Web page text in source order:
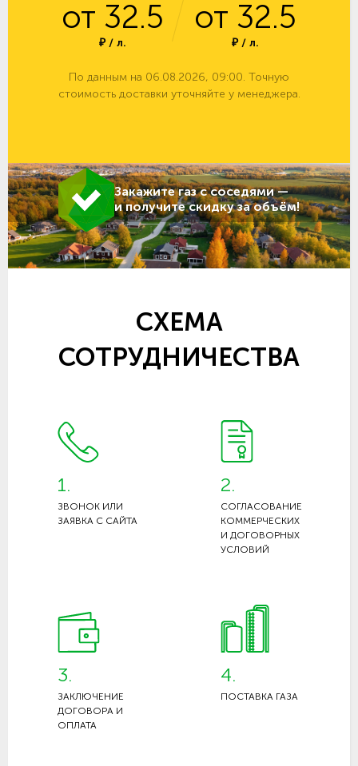
от 32.5
₽ / л.
от 32.5
₽ / л.
По данным на 06.08.2026, 09:00. Точную
стоимость доставки уточняйте у менеджера.
Закажите газ с соседями —
и получите скидку за объём!
СХЕМА
СОТРУДНИЧЕСТВА
1.
ЗВОНОК ИЛИ
ЗАЯВКА С САЙТА
2.
СОГЛАСОВАНИЕ
КОММЕРЧЕСКИХ
И ДОГОВОРНЫХ
УСЛОВИЙ
3.
ЗАКЛЮЧЕНИЕ
ДОГОВОРА И
ОПЛАТА
4.
ПОСТАВКА ГАЗА